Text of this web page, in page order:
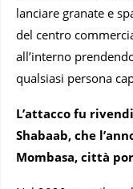
lanciare granate e
del centro
all’interno
qualsiasi persona
L’attacco fu
Shabaab, che
Mombasa, città